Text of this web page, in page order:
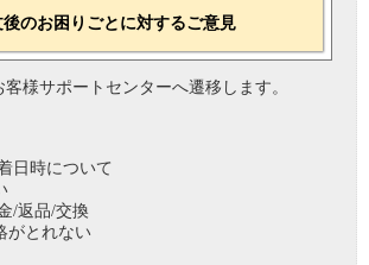
後のお困りごとに対するご意見
様サポートセンターへ遷移します。
日時について
/返品/交換
がとれない